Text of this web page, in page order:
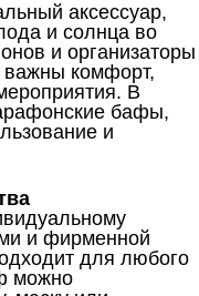
аксессуар,
и солнца во
и организаторы
важны комфорт,
В
бафы,
и
и фирменной
для любого
можно